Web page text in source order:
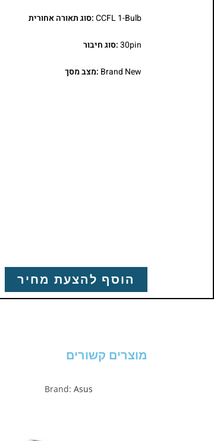
CCFL 1-Bulb:סוג תאורה אחורית
30pin:סוג חיבור
Brand New :מצב מסך
הוסף להצעת מחיר
מוצרים קשורים
Brand: Asus